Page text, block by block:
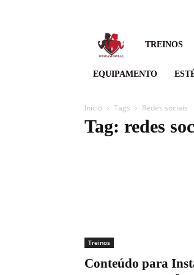
Guia
de
musculação,
Suor
TREINOS
EQUIPAMENTO
Início Tags Redes sociais
Tag: redes
Treinos
Conteúdo para